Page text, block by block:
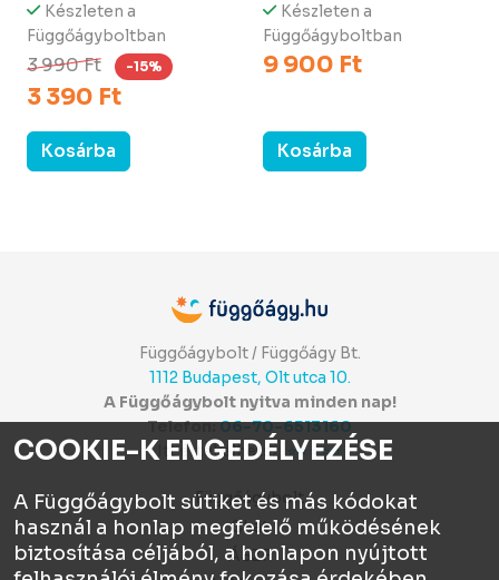
Készleten a
Függőágyboltban
3 990 Ft -15%
3 390 Ft
Kosárba
Készleten a
Függőágyboltban
9 900 Ft
Kosárba
Függőágybolt / Függőágy Bt.
1112 Budapest, Olt utca 10.
A Függőágybolt nyitva minden nap!
Telefon:06-70-6513160
Itt értékelhetsz:⭐⭐⭐⭐⭐
Függőágybolt
Chat
ÁSZF
COOKIE-K ENGEDÉLYEZÉSE
A Függőágybolt sütiket és más kódokat
használ a honlap megfelelő működésének
biztosítása céljából, a honlapon nyújtott